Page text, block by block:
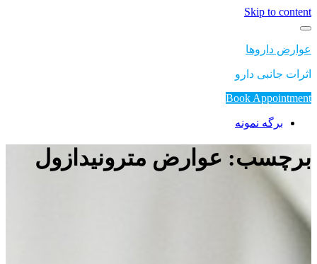
Skip to content
عوارض داروها
اثرات جانبی دارو
Book Appointment
برگه نمونه
برچسب: عوارض مترونیدازول